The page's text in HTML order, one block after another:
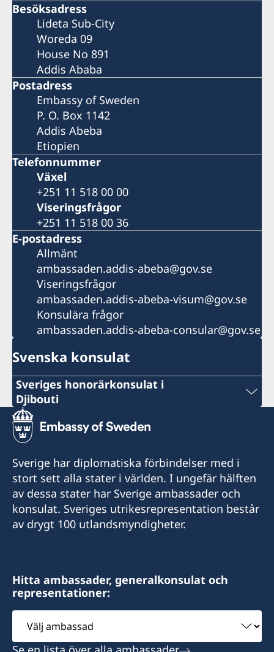
Besöksadress
Lideta Sub-City
Woreda 09
House No 891
Addis Ababa
Postadress
Embassy of Sweden
P. O. Box 1142
Addis Abeba
Etiopien
Telefonnummer
Växel
+251 11 518 00 00
Viseringsfrågor
+251 11 518 00 36
E-postadress
Allmänt
ambassaden.addis-abeba@gov.se
Viseringsfrågor
ambassaden.addis-abeba-visum@gov.se
Konsulära frågor
ambassaden.addis-abeba-consular@gov.se
Svenska konsulat
Sveriges honorärkonsulat i
Djibouti
Phone
+253 21 35 69 73
Emergency (ONLY) phone nr
+25377247368 (whatsApp)
Email
Zone Industriel Sud Lot 172, Route de
l'Aeroport, Rout en face station (NOK)
Öppningstider: Måndag och onsdag 10.00 till
12.00.
Sverige har diplomatiska förbindelser med i
stort sett alla stater i världen. I ungefär hälften
av dessa stater har Sverige ambassader och
konsulat. Sveriges utrikesrepresentation består
av drygt 100 utlandsmyndigheter.
Hitta ambassader, generalkonsulat och
representationer:
Välj
ambassad